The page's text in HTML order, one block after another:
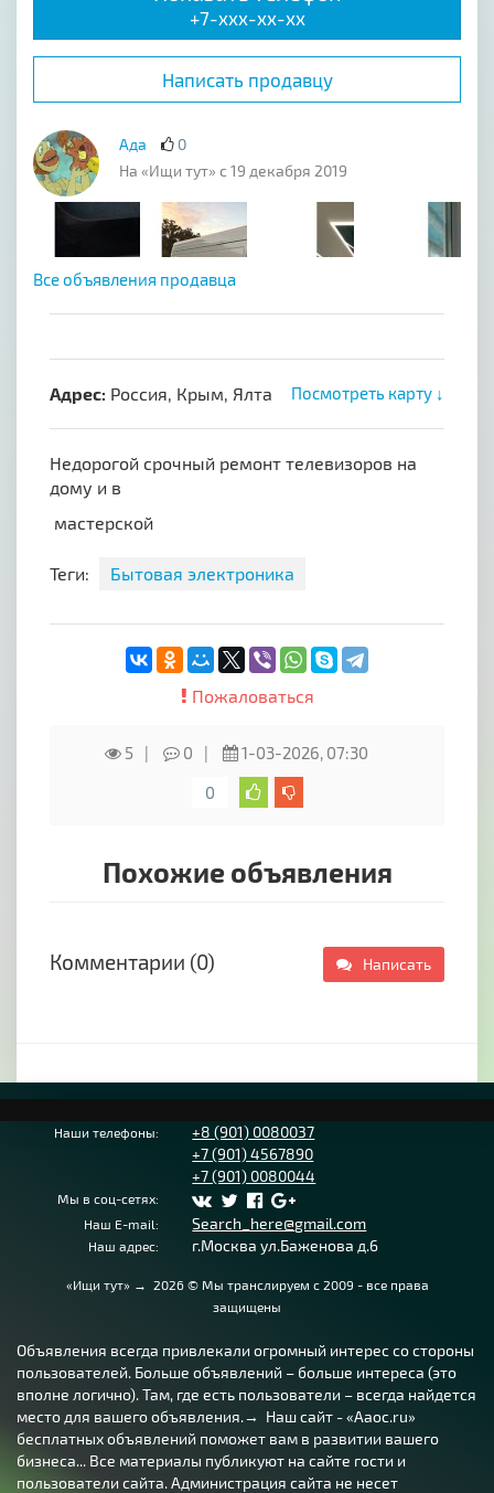
+7-xxx-xx-xx
Написать продавцу
Ада
0
На «Ищи тут» с 19 декабря 2019
Все объявления продавца
Адрес: Россия, Крым, Ялта Посмотреть карту ↓
Недорогой срочный ремонт телевизоров на
дому и в
мастерской
Теги: Бытовая электроника
Пожаловаться
5 0
1-03-2026, 07:30
0
Похожие объявления
Комментарии (0) Написать
Наши телефоны:
+8 (901) 0080037
+7 (901) 4567890
+7 (901) 0080044
Мы в соц-сетях:
Наш E-mail:
Search_here@gmail.com
Наш адрес: г.Москва ул.Баженова д.6
«Ищи тут» → 2026© Мы транслируем с 2009 - все права
защищены
Объявления всегда привлекали огромный интерес со стороны
пользователей. Больше объявлений – больше интереса (это
вполне логично). Там, где есть пользователи – всегда найдется
место для вашего объявления.→ Наш сайт - «Aaoc.ru»
бесплатных объявлений поможет вам в развитии вашего
бизнеса... Все материалы публикуют на сайте гости и
пользователи сайта. Администрация сайта не несет